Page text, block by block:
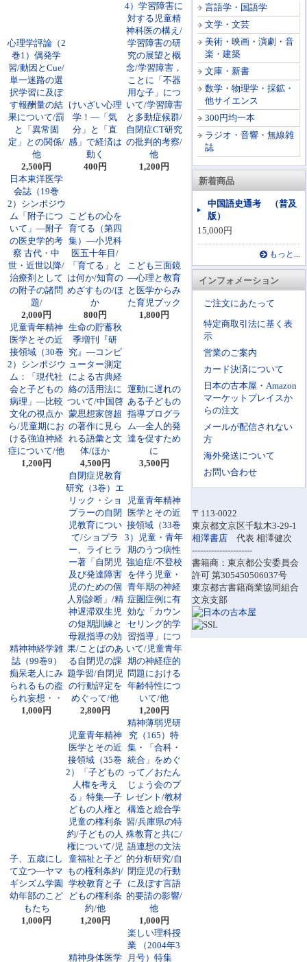
言語学・国語学
文学・文芸
美術・映画・演劇・音
楽・建築
文庫・新書
数学・物理学・採鉱・
他サイエンス
300円均一本
ラジオ・音響・無線雑
誌
新着商品
中国語史通考 （普及
版）
15,000円
もっと...
インフォメーション
ご注文にあたって
特定商取引法に基く表
示
営業のご案内
カード決済について
日本の古本屋・Amazon
マーケットプレイスか
らの注文
メールが配信されない
方
海外発送について
お問い合わせ
〒113-0022
東京都文京区千駄木3-29-1
相澤書店 代表 相澤健次
----------------------
書籍商：東京都公安委員会
許可 第305450506037号
東京都古書籍商業協同組合
文京支部
心理学評論（2
巻1）偶発学
習/動因とCue/
単一迷路の選
択学習に及ぼ
す報酬量の結
果について/罰
と「異常固
定」との関係/
他
2,500円
けいざい心理
学！―「気
分」と「直
感」で経済は
動く
400円
4）学習障害に
対する児童精
神科医の構え/
学習障害の研
究の展望と概
念/学習障害，
ことに「不器
用な子」につ
いて/学習障害
と多動症候群/
自閉症CT研究
の批判的考察/
他
1,200円
日本東洋医学
会誌（19巻
2）シンポジウ
ム「附子につ
いて」―附子
の医史学的考
察 古代・中
世・近世以降/
治療剤として
の附子の諸問
題/
2,000円
こどもの心を
育てる（第四
集）―小児科
医五十年目/
「育てる」と
は何か/知育の
めざすもの/ほ
か
800円
こども三面鏡
―心理と教育
と医学からみ
た育児ブック
1,800円
児童青年精神
医学とその近
接領域（30巻
2）シンポジウ
ム：「現代社
会と子どもの
病理」―比較
文化の視点か
ら/児童期にお
ける強迫神経
症について/他
1,200円
生命の貯蓄秋
季増刊『研
究』―コンピ
ューター測定
による古典経
絡の活用法に
ついて/中国啓
蒙思想家啓超
の著作に見ら
れる語彙と文
体/ほか
4,500円
運動に遅れの
ある子どもの
指導プログラ
ム―全人的発
達を促すため
に
3,500円
精神神経学雑
誌（99巻9）
痴呆老人にみ
られるもの盗
られ妄想・・
1,000円
自閉症児教育
研究（3巻）エ
リック・ショ
プラーの自閉
児教育につい
て/ショプラ
ー、ライヒラ
ー著「自閉児
及び発達障害
児のための個
人別診断」/精
神遅滞双生児
の短期訓練と
母親指導の効
果/ことばのあ
る自閉児の課
題学習/自閉児
の行動評定を
めぐって/他
2,800円
児童青年精神
医学とその近
接領域（33巻
3）児童・青年
期のうつ病性
強迫症/不登校
を伴う児童・
青年期の神経
症圏症例に有
効な「カウン
セリング的学
習指導」につ
いて/児童青年
期の神経症的
問題における
年齢特性につ
いて/他
1,200円
子、五歳にし
て立つ―ヤマ
ギシズム学園
幼年部のこど
もたち
1,000円
児童青年精神
医学とその近
接領域（35巻
2）「子どもの
人権を考え
る」特集―子
どもの人権と
児童の権利条
約/子どもの人
権について/児
童福祉と子ど
もの権利条約/
学校教育と子
どもの権利条
約/他
1,200円
精神薄弱児研
究（165）特
集・「合科・
統合」をめぐ
って／おたん
じょう会のプ
レゼント/教材
構造と総合学
習/兵庫県の特
殊教育と共に/
語連想の文法
的分析研究/自
閉症児の行動
に及ぼす言語
的要請の影響/
他
1,000円
精神身体医学
楽しい理科授
業 （2004年3
月号）特集